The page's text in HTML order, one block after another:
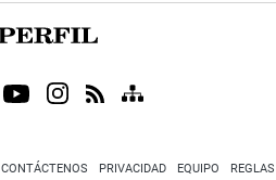
CONTÁCTENOS PRIVACIDAD EQUIPO